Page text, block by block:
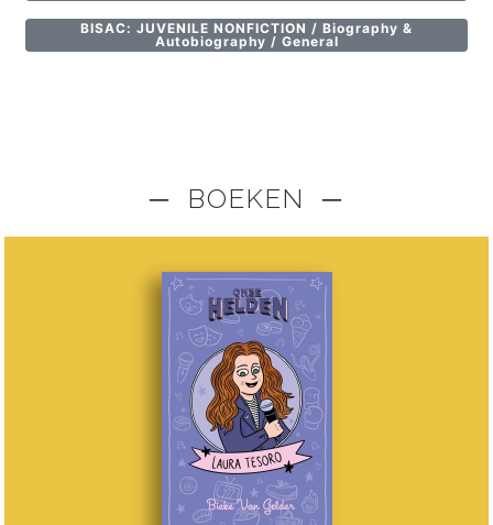
BISAC: JUVENILE NONFICTION / Biography &
Autobiography / General
─ BOEKEN ─